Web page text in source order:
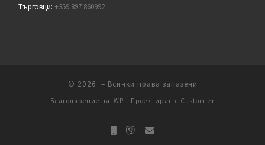
Търговци:+359 897 860992
© 2026 – Всички права запазени
Благодарение на WP – Проектиран с Customizr